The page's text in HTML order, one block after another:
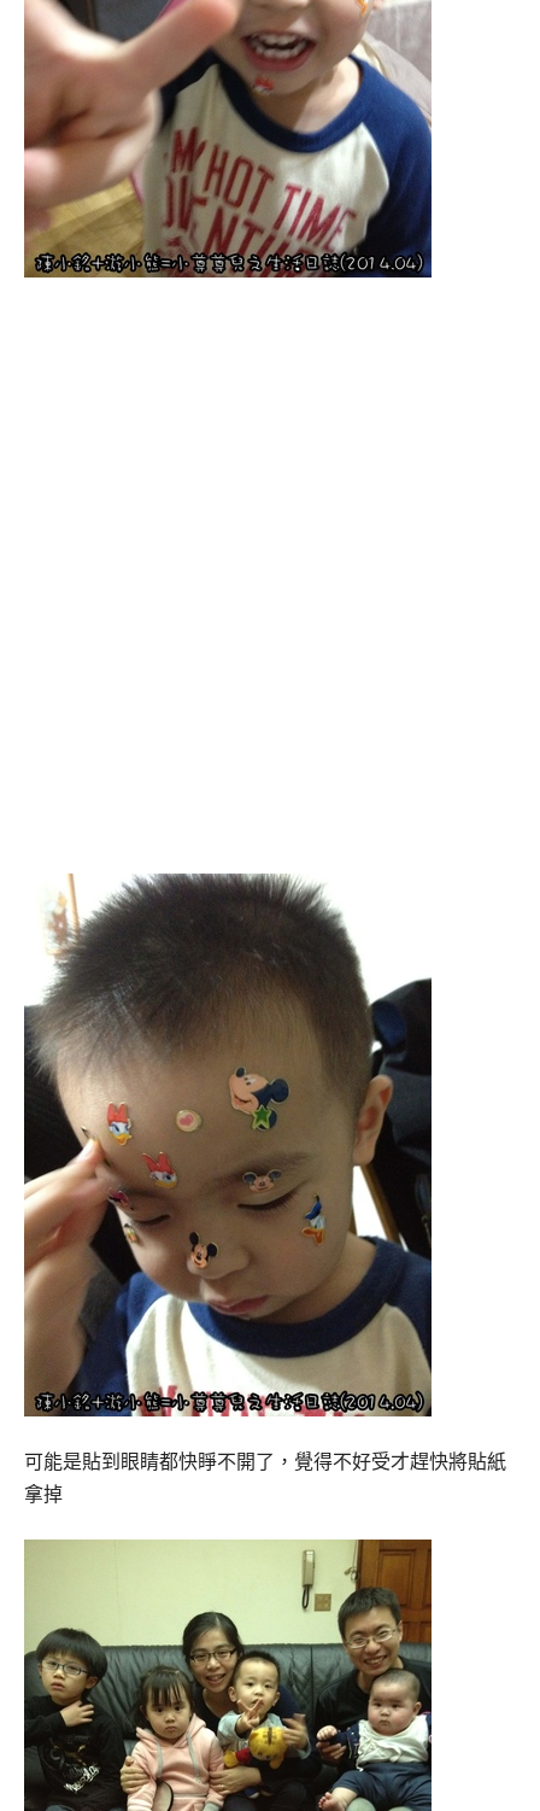
可能是貼到眼睛都快睜不開了，覺得不好受才趕快將貼紙
拿掉